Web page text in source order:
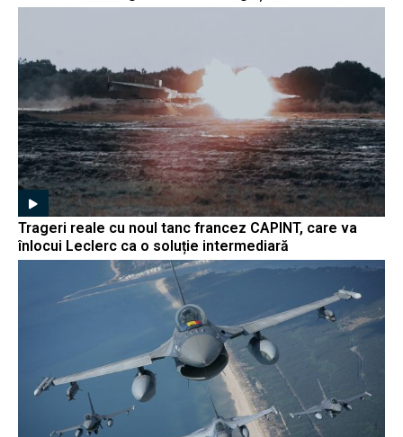
Trageri reale cu noul tanc francez CAPINT, care va
înlocui Leclerc ca o soluție intermediară